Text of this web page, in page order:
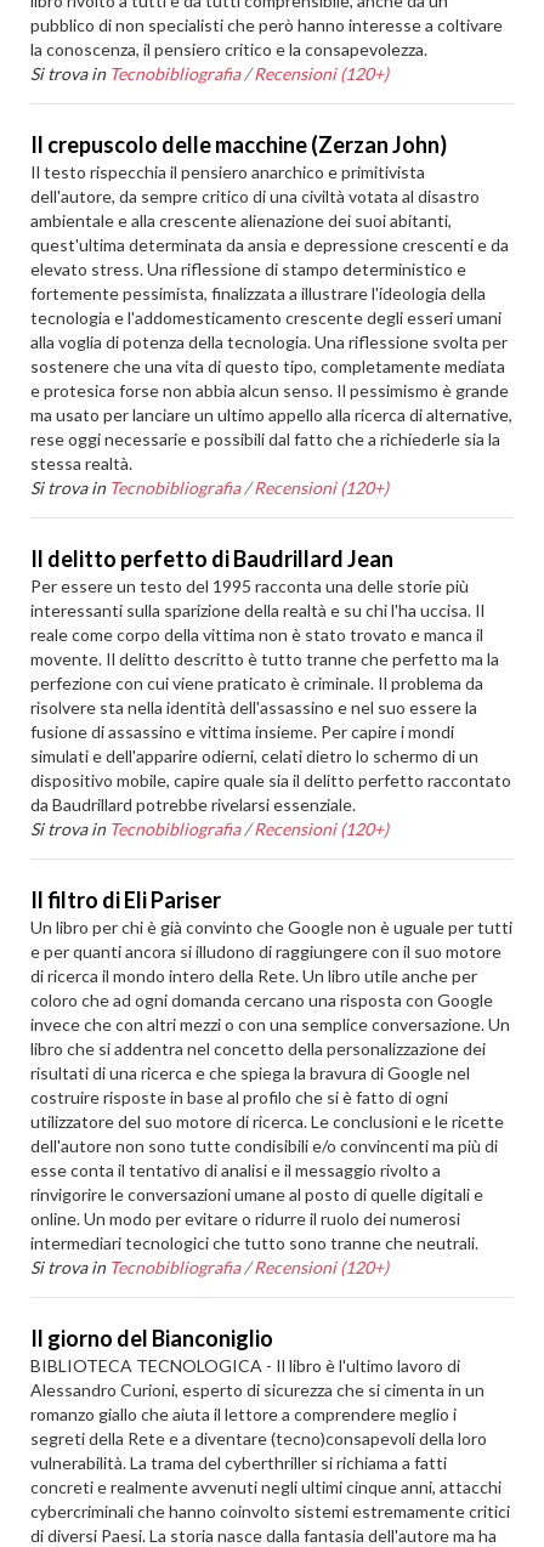
pubblico di non specialisti che però hanno interesse a coltivare
la conoscenza, il pensiero critico e la consapevolezza.
Si trova in Tecnobibliografia /Recensioni (120+)
Il crepuscolo delle macchine (Zerzan John)
Il testo rispecchia il pensiero anarchico e primitivista
dell'autore, da sempre critico di una civiltà votata al disastro
ambientale e alla crescente alienazione dei suoi abitanti,
quest'ultima determinata da ansia e depressione crescenti e da
elevato stress. Una riflessione di stampo deterministico e
fortemente pessimista, finalizzata a illustrare l'ideologia della
tecnologia e l'addomesticamento crescente degli esseri umani
alla voglia di potenza della tecnologia. Una riflessione svolta per
sostenere che una vita di questo tipo, completamente mediata
e protesica forse non abbia alcun senso. Il pessimismo è grande
ma usato per lanciare un ultimo appello alla ricerca di alternative,
rese oggi necessarie e possibili dal fatto che a richiederle sia la
stessa realtà.
Si trova in Tecnobibliografia /Recensioni (120+)
Il delitto perfetto di Baudrillard Jean
Per essere un testo del 1995 racconta una delle storie più
interessanti sulla sparizione della realtà e su chi l'ha uccisa. Il
reale come corpo della vittima non è stato trovato e manca il
movente. Il delitto descritto è tutto tranne che perfetto ma la
perfezione con cui viene praticato è criminale. Il problema da
risolvere sta nella identità dell'assassino e nel suo essere la
fusione di assassino e vittima insieme. Per capire i mondi
simulati e dell'apparire odierni, celati dietro lo schermo di un
dispositivo mobile, capire quale sia il delitto perfetto raccontato
da Baudrillard potrebbe rivelarsi essenziale.
Si trova in Tecnobibliografia /Recensioni (120+)
Il filtro di Eli Pariser
Un libro per chi è già convinto che Google non è uguale per tutti
e per quanti ancora si illudono di raggiungere con il suo motore
di ricerca il mondo intero della Rete. Un libro utile anche per
coloro che ad ogni domanda cercano una risposta con Google
invece che con altri mezzi o con una semplice conversazione. Un
libro che si addentra nel concetto della personalizzazione dei
risultati di una ricerca e che spiega la bravura di Google nel
costruire risposte in base al profilo che si è fatto di ogni
utilizzatore del suo motore di ricerca. Le conclusioni e le ricette
dell'autore non sono tutte condisibili e/o convincenti ma più di
esse conta il tentativo di analisi e il messaggio rivolto a
rinvigorire le conversazioni umane al posto di quelle digitali e
online. Un modo per evitare o ridurre il ruolo dei numerosi
intermediari tecnologici che tutto sono tranne che neutrali.
Si trova in Tecnobibliografia /Recensioni (120+)
Il giorno del Bianconiglio
BIBLIOTECA TECNOLOGICA - Il libro è l'ultimo lavoro di
Alessandro Curioni, esperto di sicurezza che si cimenta in un
romanzo giallo che aiuta il lettore a comprendere meglio i
segreti della Rete e a diventare (tecno)consapevoli della loro
vulnerabilità. La trama del cyberthriller si richiama a fatti
concreti e realmente avvenuti negli ultimi cinque anni, attacchi
cybercriminali che hanno coinvolto sistemi estremamente critici
di diversi Paesi. La storia nasce dalla fantasia dell'autore ma ha